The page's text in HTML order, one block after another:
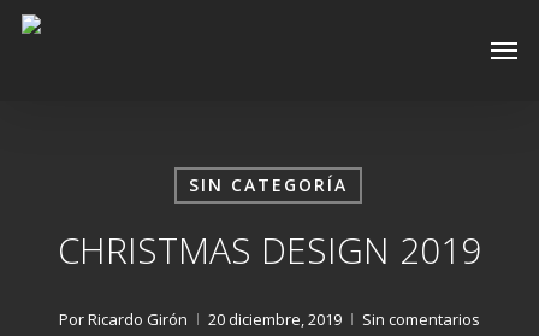
Skip
SIN CATEGORÍA
CHRISTMAS DESIGN 2019
PorRicardo Girón 20 diciembre, 2019 Sin comentarios